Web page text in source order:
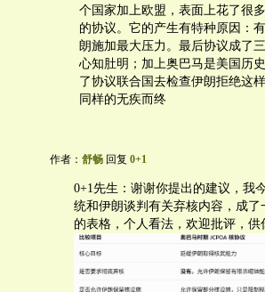
个国家加上欧盟，表面上花了很
的协议。它的产生有特种原因：
朗施加最大压力。最后协议成了
心知肚明；加上奥巴马是美国历
了协议联合国去检查伊朗拒绝这
同样的无疾而终
作者： 舒畅 回复 0+1
0+1先生：谢谢你提出的建议，我
统和伊朗谈判有关弃核内容，成
的表格，个人看法，欢迎批评，供